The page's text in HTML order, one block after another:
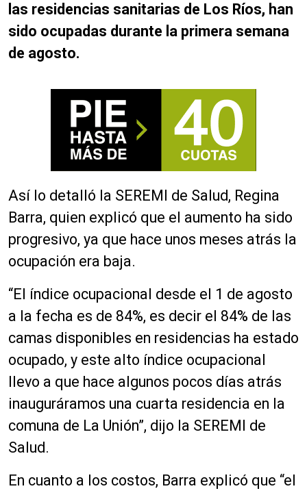
las residencias sanitarias de Los Ríos, han
sido ocupadas durante la primera semana
de agosto.
Así lo detalló la SEREMI de Salud, Regina
Barra, quien explicó que el aumento ha sido
progresivo, ya que hace unos meses atrás la
ocupación era baja.
“El índice ocupacional desde el 1 de agosto
a la fecha es de 84%, es decir el 84% de las
camas disponibles en residencias ha estado
ocupado, y este alto índice ocupacional
llevo a que hace algunos pocos días atrás
inauguráramos una cuarta residencia en la
comuna de La Unión”, dijo la SEREMI de
Salud.
En cuanto a los costos, Barra explicó que “el